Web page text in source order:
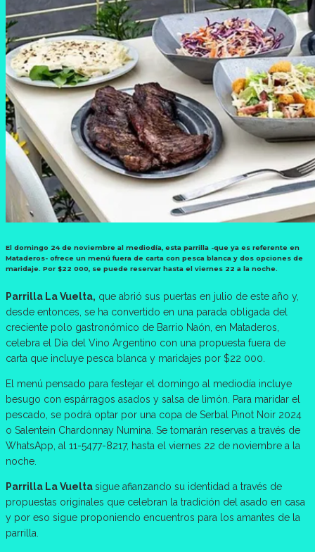
El domingo 24 de noviembre al mediodía, esta parrilla -que ya es referente en
Mataderos- ofrece un menú fuera de carta con pesca blanca y dos opciones de
maridaje. Por $22 000, se puede reservar hasta el viernes 22 a la noche.
Parrilla La Vuelta, que abrió sus puertas en julio de este año y,
desde entonces, se ha convertido en una parada obligada del
creciente polo gastronómico de Barrio Naón, en Mataderos,
celebra el Día del Vino Argentino con una propuesta fuera de
carta que incluye pesca blanca y maridajes por $22 000.
El menú pensado para festejar el domingo al mediodía incluye
besugo con espárragos asados y salsa de limón. Para maridar el
pescado, se podrá optar por una copa de Serbal Pinot Noir 2024
o Salentein Chardonnay Numina. Se tomarán reservas a través de
WhatsApp, al 11-5477-8217, hasta el viernes 22 de noviembre a la
noche.
Parrilla La Vueltasigue afianzando su identidad a través de
propuestas originales que celebran la tradición del asado en casa
y por eso sigue proponiendo encuentros para los amantes de la
parrilla.